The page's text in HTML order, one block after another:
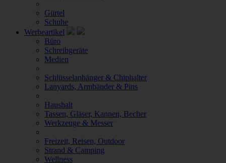
Gürtel
Schuhe
Werbeartikel
Büro
Schreibgeräte
Medien
Schlüsselanhänger & Chiphalter
Lanyards, Armbänder & Pins
Haushalt
Tassen, Gläser, Kannen, Becher
Werkzeuge & Messer
Freizeit, Reisen, Outdoor
Strand & Camping
Wellness